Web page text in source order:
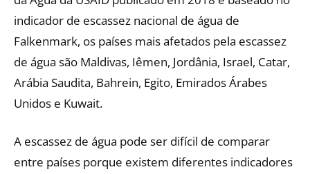
indicador de escassez nacional de água de
Falkenmark, os países mais afetados pela escassez
de água são Maldivas, Iêmen, Jordânia, Israel, Catar,
Arábia Saudita, Bahrein, Egito, Emirados Árabes
Unidos e Kuwait.
A escassez de água pode ser difícil de comparar
entre países porque existem diferentes indicadores